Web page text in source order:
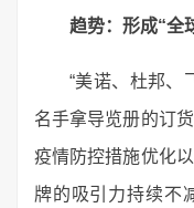
趋势： 形成“全
“美诺、杜邦
名手拿导览册的订
疫情防控措施优化
牌的吸引力持续不